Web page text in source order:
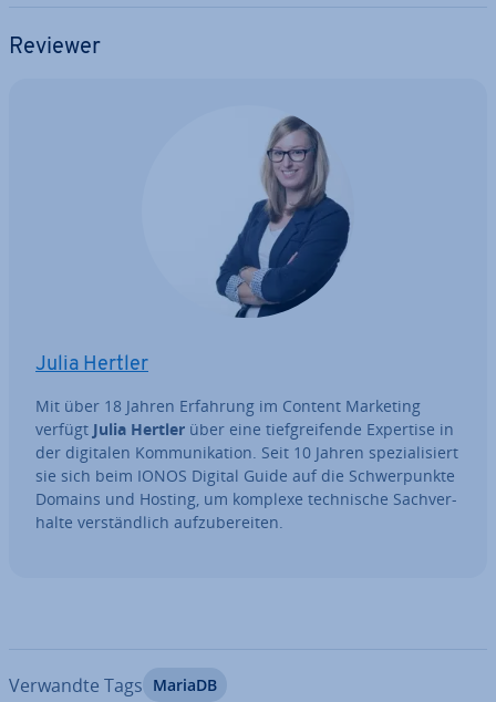
Reviewer
Julia Hertler
Mit über 18 Jahren Erfahrung im Content Marketing
verfügt Julia Hertler über eine tief­grei­fen­de Expertise in
der digitalen Kom­mu­ni­ka­ti­on. Seit 10 Jahren spe­zia­li­siert
sie sich beim IONOS Digital Guide auf die Schwer­punk­te
Domains und Hosting, um komplexe tech­ni­sche Sach­ver­
hal­te ver­ständ­lich auf­zu­be­rei­ten.
Verwandte Tags MariaDB